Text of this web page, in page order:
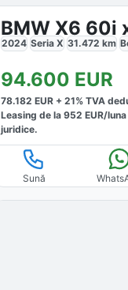
2024 Seria X 31.472 km
94.600 EUR
78.182 EUR + 21% TVA
Leasing de la 952 EUR/luna
juridice.
Sună